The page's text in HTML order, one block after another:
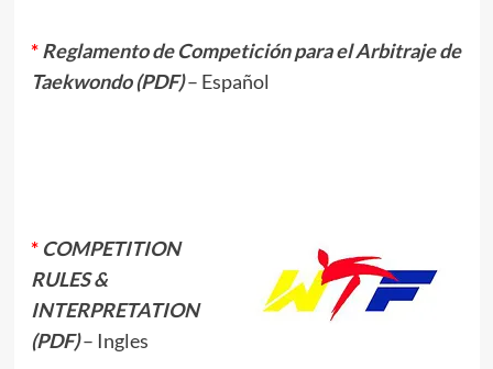
* Reglamento de Competición para el Arbitraje de
Taekwondo (PDF)– Español
* COMPETITION
RULES &
INTERPRETATION
(PDF)– Ingles